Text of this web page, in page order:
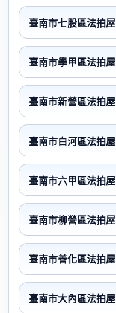
臺南市七股區法拍屋
臺南市學甲區法拍屋
臺南市新營區法拍屋
臺南市白河區法拍屋
臺南市六甲區法拍屋
臺南市柳營區法拍屋
臺南市善化區法拍屋
臺南市大內區法拍屋